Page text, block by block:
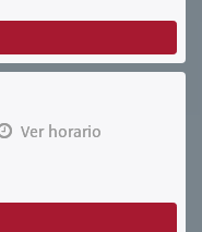
Ver horario